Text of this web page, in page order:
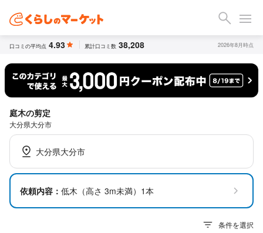
口コミの平均点 4.93 累計口コミ数 38,208 2026年8月時点
庭木の剪定
大分県大分市
大分県大分市
依頼内容： 低木（高さ 3m未満）1本
条件を選択